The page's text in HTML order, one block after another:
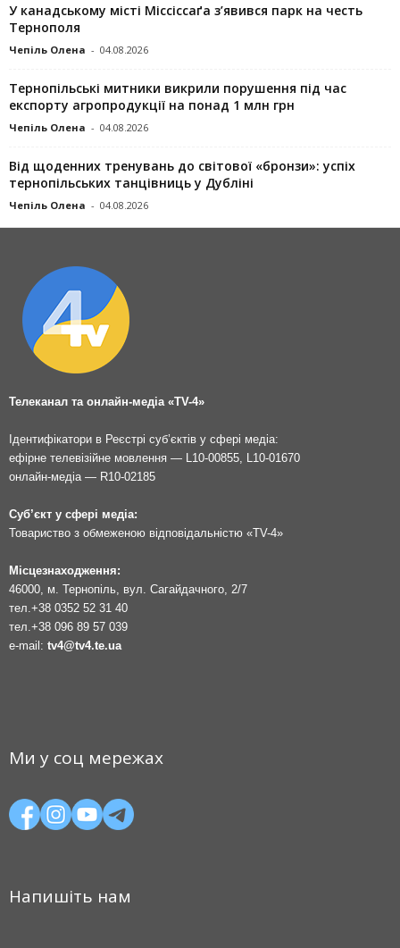
У канадському місті Міссіссаґа з’явився парк на честь
Тернополя
Чепіль Олена - 04.08.2026
Тернопільські митники викрили порушення під час
експорту агропродукції на понад 1 млн грн
Чепіль Олена - 04.08.2026
Від щоденних тренувань до світової «бронзи»: успіх
тернопільських танцівниць у Дубліні
Чепіль Олена - 04.08.2026
Телеканал та онлайн-медіа «TV-4»
Ідентифікатори в Реєстрі суб’єктів у сфері медіа:
ефірне телевізійне мовлення — L10-00855, L10-01670
онлайн-медіа — R10-02185
Суб’єкт у сфері медіа:
Товариство з обмеженою відповідальністю «TV-4»
Місцезнаходження:
46000, м. Тернопіль, вул. Сагайдачного, 2/7
тел. +38 0352 52 31 40
тел. +38 096 89 57 039
e-mail: tv4@tv4.te.ua
Ми у соц мережах
Напишіть нам